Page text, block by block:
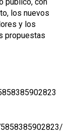
los nuevos
y los
propuestas